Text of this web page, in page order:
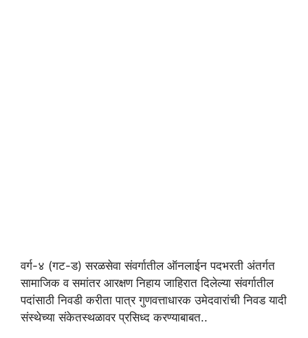
वर्ग-४ (गट-ड) सरळसेवा संवर्गातील ऑनलाईन पदभरती अंतर्गत
सामाजिक व समांतर आरक्षण निहाय जाहिरात दिलेल्या संवर्गातील
पदांसाठी निवडी करीता पात्र गुणवत्ताधारक उमेदवारांची निवड यादी
संस्थेच्या संकेतस्थळावर प्रसिध्द करण्याबाबत..